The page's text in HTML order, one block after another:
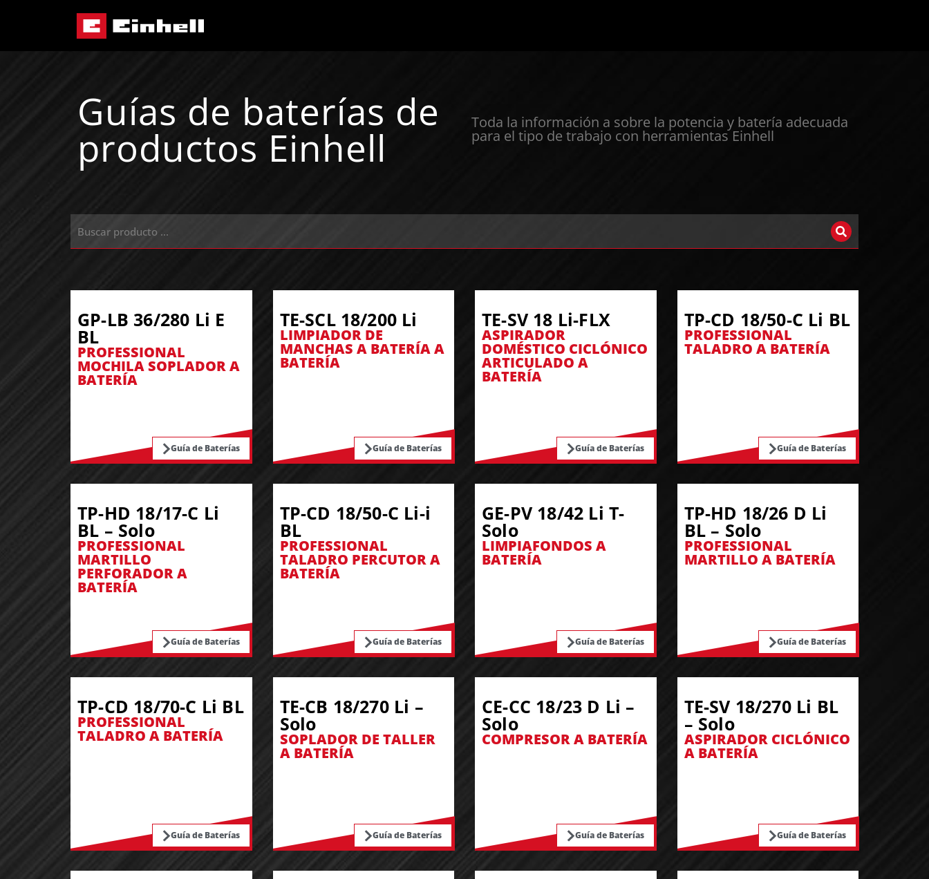
Guías de baterías de
productos Einhell
Toda la información a sobre la potencia y batería adecuada
para el tipo de trabajo con herramientas Einhell
GP-LB 36/280 Li E
BL
PROFESSIONAL
MOCHILA SOPLADOR A
BATERÍA
Guía de Baterías
TE-SCL 18/200 Li
LIMPIADOR DE
MANCHAS A BATERÍA A
BATERÍA
Guía de Baterías
TE-SV 18 Li-FLX
ASPIRADOR
DOMÉSTICO CICLÓNICO
ARTICULADO A
BATERÍA
Guía de Baterías
TP-CD 18/50-C Li BL
PROFESSIONAL
TALADRO A BATERÍA
Guía de Baterías
TP-HD 18/17-C Li
BL – Solo
PROFESSIONAL
MARTILLO
PERFORADOR A
BATERÍA
Guía de Baterías
TP-CD 18/50-C Li-i
BL
PROFESSIONAL
TALADRO PERCUTOR A
BATERÍA
Guía de Baterías
GE-PV 18/42 Li T-
Solo
LIMPIAFONDOS A
BATERÍA
Guía de Baterías
TP-HD 18/26 D Li
BL – Solo
PROFESSIONAL
MARTILLO A BATERÍA
Guía de Baterías
TP-CD 18/70-C Li BL
PROFESSIONAL
TALADRO A BATERÍA
Guía de Baterías
TE-CB 18/270 Li –
Solo
SOPLADOR DE TALLER
A BATERÍA
Guía de Baterías
CE-CC 18/23 D Li –
Solo
COMPRESOR A BATERÍA
Guía de Baterías
TE-SV 18/270 Li BL
– Solo
ASPIRADOR CICLÓNICO
A BATERÍA
Guía de Baterías